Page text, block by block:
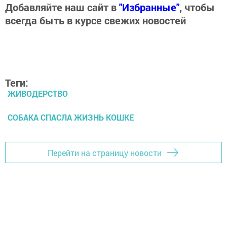
Добавляйте наш сайт в"Избранные", чтобы
всегда быть в курсе свежих новостей
Теги:
ЖИВОДЕРСТВО
СОБАКА СПАСЛА ЖИЗНЬ КОШКЕ
Перейти на страницу новости